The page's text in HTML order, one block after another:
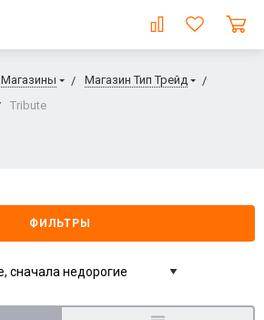
Магазины
Магазин Тип Трейд
Tribute
ФИЛЬТРЫ